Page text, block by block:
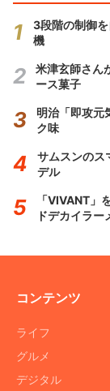
3段階の制御
機
米津玄師さん
ース菓子
明治「即攻
ク味
サムスンの
デル
「VIVANT
ドデカイラー
コンテンツ
ライフ
グルメ
デジタル